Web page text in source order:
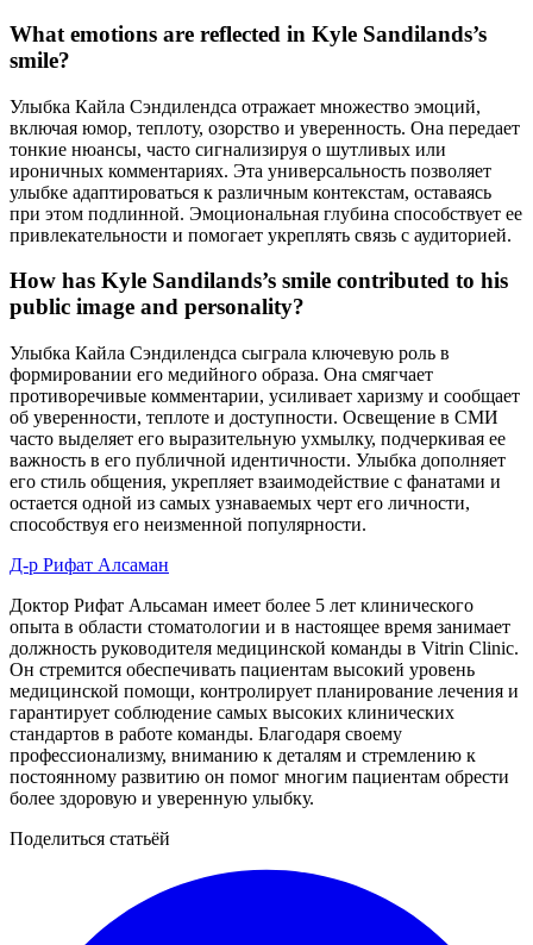
What emotions are reflected in Kyle Sandilands’s
smile?
Улыбка Кайла Сэндилендса отражает множество эмоций,
включая юмор, теплоту, озорство и уверенность. Она передает
тонкие нюансы, часто сигнализируя о шутливых или
ироничных комментариях. Эта универсальность позволяет
улыбке адаптироваться к различным контекстам, оставаясь
при этом подлинной. Эмоциональная глубина способствует ее
привлекательности и помогает укреплять связь с аудиторией.
How has Kyle Sandilands’s smile contributed to his
public image and personality?
Улыбка Кайла Сэндилендса сыграла ключевую роль в
формировании его медийного образа. Она смягчает
противоречивые комментарии, усиливает харизму и сообщает
об уверенности, теплоте и доступности. Освещение в СМИ
часто выделяет его выразительную ухмылку, подчеркивая ее
важность в его публичной идентичности. Улыбка дополняет
его стиль общения, укрепляет взаимодействие с фанатами и
остается одной из самых узнаваемых черт его личности,
способствуя его неизменной популярности.
Д-р Рифат Алсаман
Доктор Рифат Альсаман имеет более 5 лет клинического
опыта в области стоматологии и в настоящее время занимает
должность руководителя медицинской команды в Vitrin Clinic.
Он стремится обеспечивать пациентам высокий уровень
медицинской помощи, контролирует планирование лечения и
гарантирует соблюдение самых высоких клинических
стандартов в работе команды. Благодаря своему
профессионализму, вниманию к деталям и стремлению к
постоянному развитию он помог многим пациентам обрести
более здоровую и уверенную улыбку.
Поделиться статьёй